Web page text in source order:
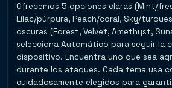
Ofrecemos 5 opciones claras (Mint/
Lilac/púrpura, Peach/coral, Sky/
oscuras (Forest, Velvet, Amethyst,
selecciona Automático para seguir la
dispositivo. Encuentra uno que sea
durante los ataques. Cada tema usa
cuidadosamente elegidos para